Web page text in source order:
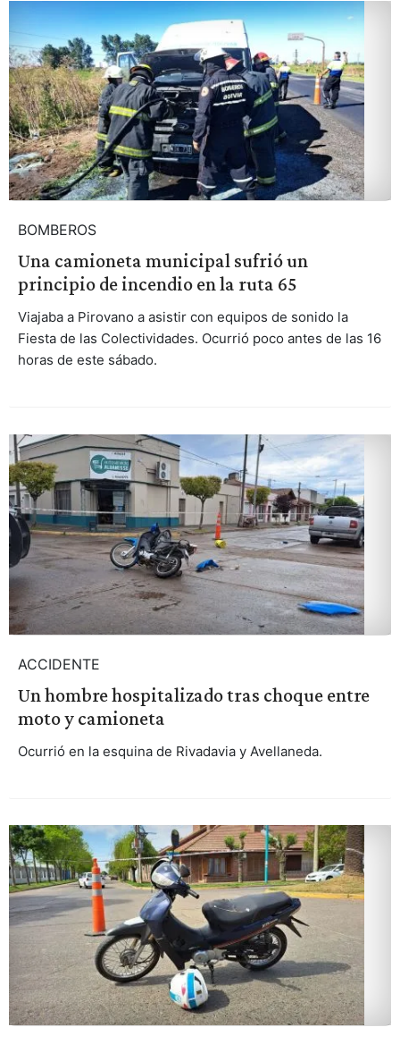
BOMBEROS
Una camioneta municipal sufrió un
principio de incendio en la ruta 65
Viajaba a Pirovano a asistir con equipos de sonido la
Fiesta de las Colectividades. Ocurrió poco antes de las 16
horas de este sábado.
ACCIDENTE
Un hombre hospitalizado tras choque entre
moto y camioneta
Ocurrió en la esquina de Rivadavia y Avellaneda.